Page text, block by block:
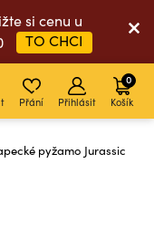
si cenu u
TO CHCI
Přání Přihlásit Košík
0
pyžamo Jurassic